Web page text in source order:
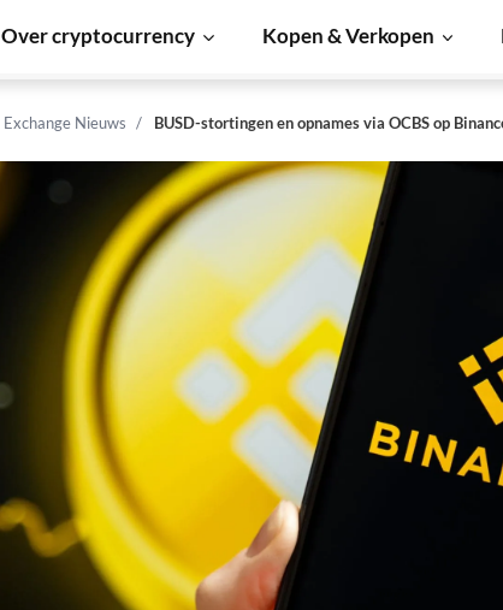
Over cryptocurrency Kopen & Verkopen
Exchange Nieuws BUSD-stortingen en opnames via OCBS op